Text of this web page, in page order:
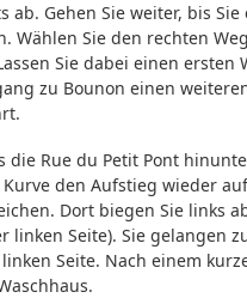
ab. Gehen Sie weiter, bis Sie
Wählen Sie den rechten
Sie dabei einen ersten
zu Bounon einen
die Rue du Petit Pont
den Aufstieg wieder
Dort biegen Sie links
linken Seite). Sie gelangen
Seite. Nach einem